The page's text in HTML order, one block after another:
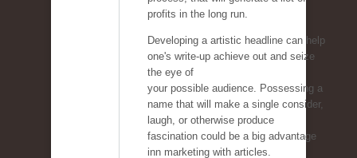
profits in the long run.
Developing a artistic headline can help
one's write-up achieve out and seize
the eye of
your possible audience. Possessing a
name that will make a single consider,
laugh, or otherwise produce
fascination could be a big advantage
inn marketing with articles.